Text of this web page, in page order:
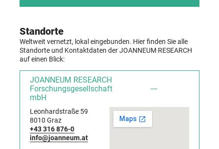
Standorte
Weltweit vernetzt, lokal eingebunden. Hier finden Sie alle
Standorte und Kontaktdaten der JOANNEUM RESEARCH
auf einen Blick:
JOANNEUM RESEARCH
Forschungsgesellschaft
mbH
Leonhardstraße 59
8010 Graz
+43 316 876-0
info@joanneum.at